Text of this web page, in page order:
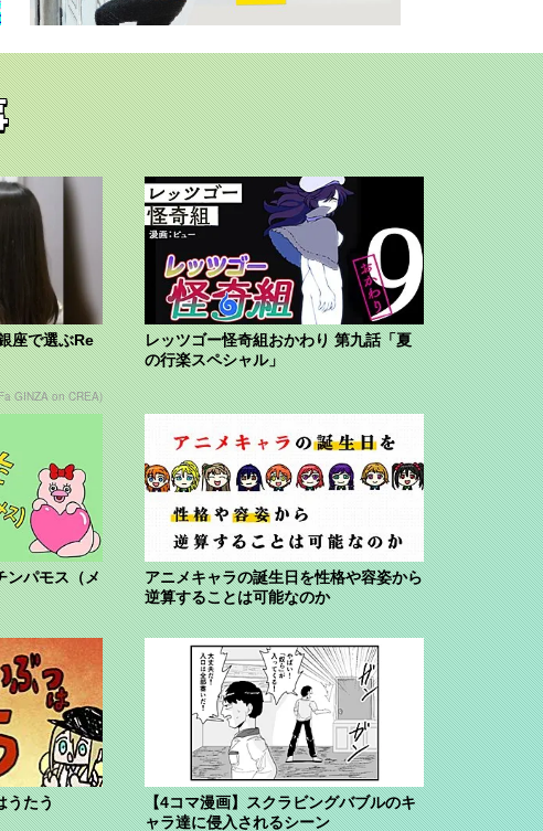
座で選ぶRe
GINZA on CREA)
レッツゴー怪奇組おかわり 第九話「夏
の行楽スペシャル」
ンパモス（メ
アニメキャラの誕生日を性格や容姿から
逆算することは可能なのか
うたう
【4コマ漫画】スクラビングバブルのキ
ャラ達に侵入されるシーン